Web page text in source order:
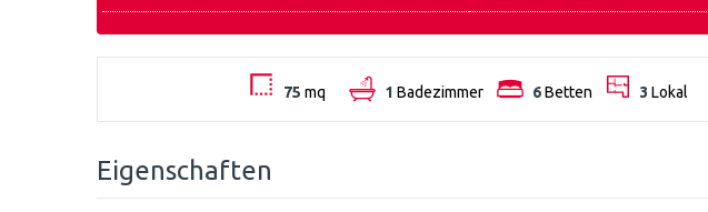
75 mq 1 Badezimmer 6Betten 3 Lokal
Eigenschaften